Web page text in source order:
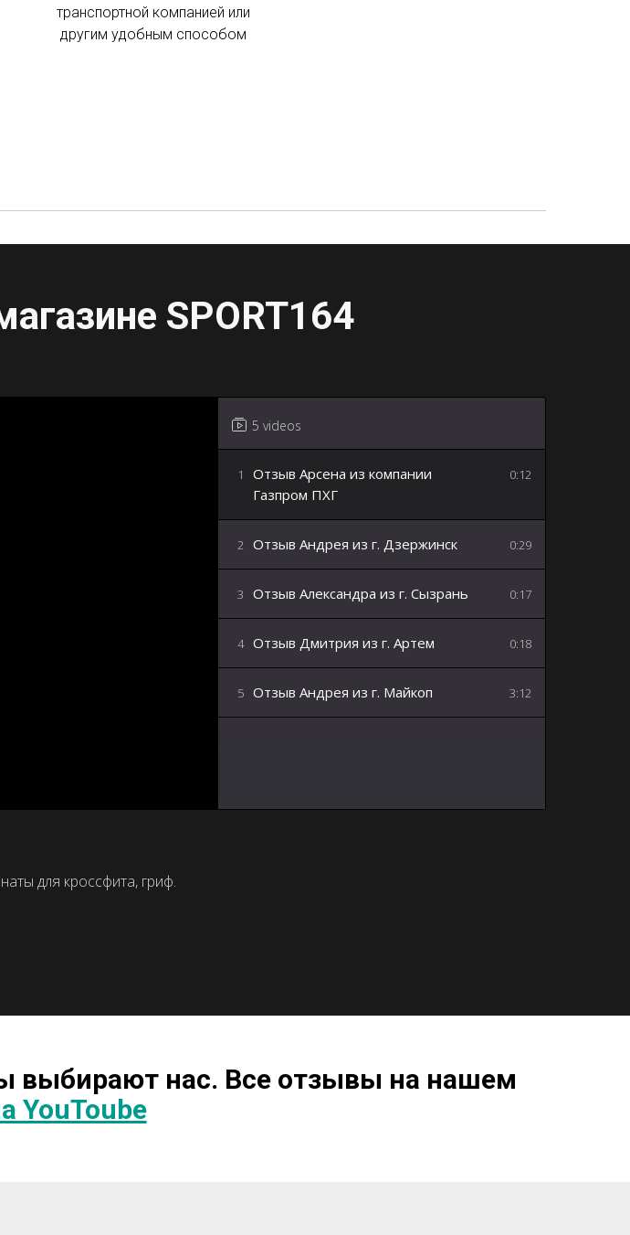
транспортной компанией или
другим удобным способом
SPORT164
5 videos
1
Отзыв Арсена из компании
Газпром ПХГ
0:12
2 Отзыв Андрея из г. Дзержинск 0:29
3 Отзыв Александра из г. Сызрань 0:17
4 Отзыв Дмитрия из г. Артем 0:18
5 Отзыв Андрея из г. Майкоп 3:12
для кроссфита, гриф.
выбирают нас. Все отзывы на нашем
YouToube